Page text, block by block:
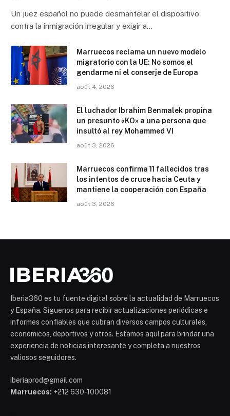
Un juez español no puede desmantelar el dispositivo
contra la inmigración irregular y exigir a…
Marruecos reclama un nuevo modelo
migratorio con la UE: No somos el
gendarme ni el conserje de Europa
août 4, 2026
El luchador Ibrahim Benmalek propina
un presunto «KO» a una persona que
insultó al rey Mohammed VI
août 3, 2026
Marruecos confirma 11 fallecidos tras
los intentos de cruce hacia Ceuta y
mantiene la cooperación con España
août 3, 2026
Iberia360 es tu fuente digital sobre la actualidad de Marruecos
y España. Síguenos para recibir actualizaciones periódicas e
informes confiables que cubran diversos campos culturales,
económicos, deportivos y otros. Estamos aquí para brindar una
experiencia de noticias interesante y completa a nuestros
valiosos seguidores.
iberiaprod@gmail.com
Marruecos: +212 630-100081